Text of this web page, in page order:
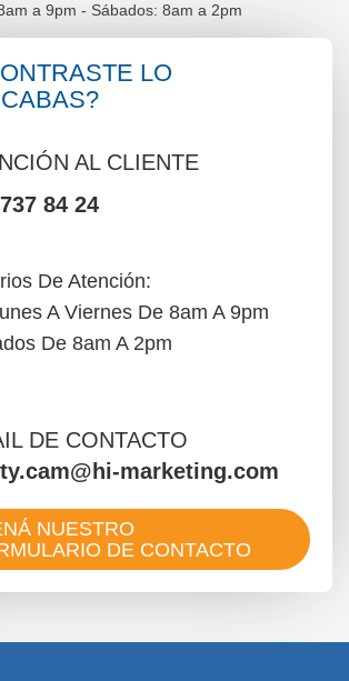
a 9pm - Sábados: 8am a 2pm
LO
AL CLIENTE
84 24
De Atención:
A Viernes De 8am A 9pm
De 8am A 2pm
DE CONTACTO
marketing.com
NUESTRO
DE CONTACTO